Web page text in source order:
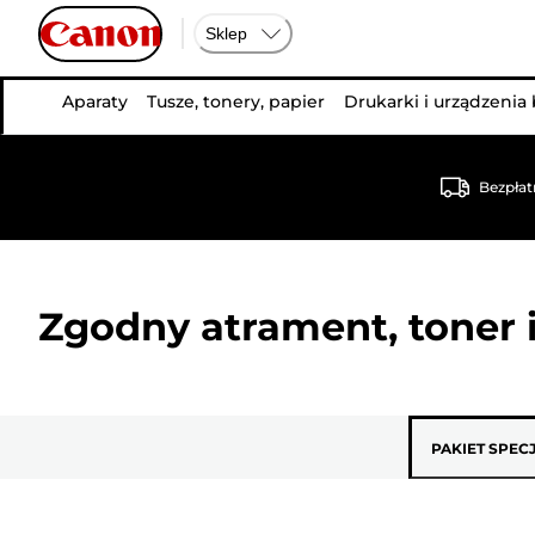
Sklep
Aparaty Tusze, tonery, papier Drukarki i urządzenia
Zgodny atrament, toner
PAKIET